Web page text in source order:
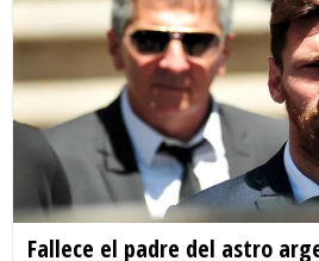
Fallece el padre del astro